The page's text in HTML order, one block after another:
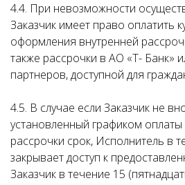
4.4. При невозможности
Заказчик имеет право оплатить
оформления внутренней
также рассрочки в АО «Т- Банк»
партнеров, доступной для
4.5. В случае если Заказчик не
установленный графиком оплаты
рассрочки срок, Исполнитель в
закрывает доступ к
Заказчик в течение 15